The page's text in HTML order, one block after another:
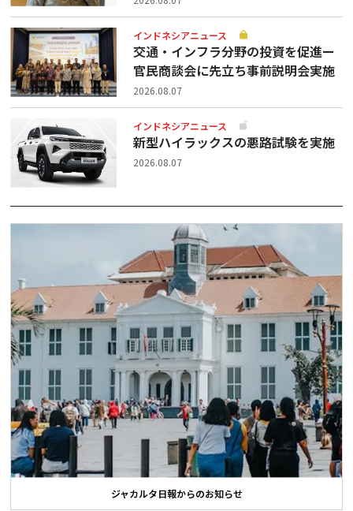
インドネシアニュース
交通・インフラ分野の投資を促進ー
官民商談会に先立ち事前説明会実施
2026.08.07
インドネシアニュース
新型ハイラックスの悪路試験を実施
2026.08.07
ジャカルタ日報からのお知らせ